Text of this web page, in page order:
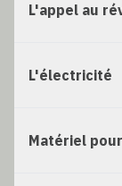
L'appel au
L'électricité
Matériel